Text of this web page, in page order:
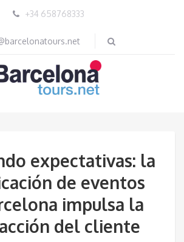
+34 658768333
expectativas: la
de eventos
impulsa la
del cliente